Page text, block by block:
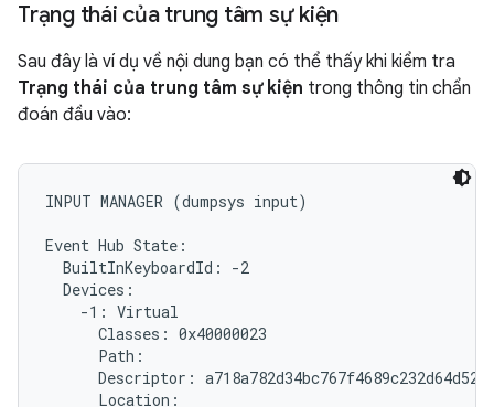
Trạng thái của trung tâm sự kiện
Sau đây là ví dụ về nội dung bạn có thể thấy khi kiểm tra
Trạng thái của trung tâm sự kiện trong thông tin chẩn
đoán đầu vào:
INPUT MANAGER (dumpsys input)
Event Hub State:
  BuiltInKeyboardId: -2
  Devices:
    -1: Virtual
      Classes: 0x40000023
      Path:
Descriptor:
      Location: